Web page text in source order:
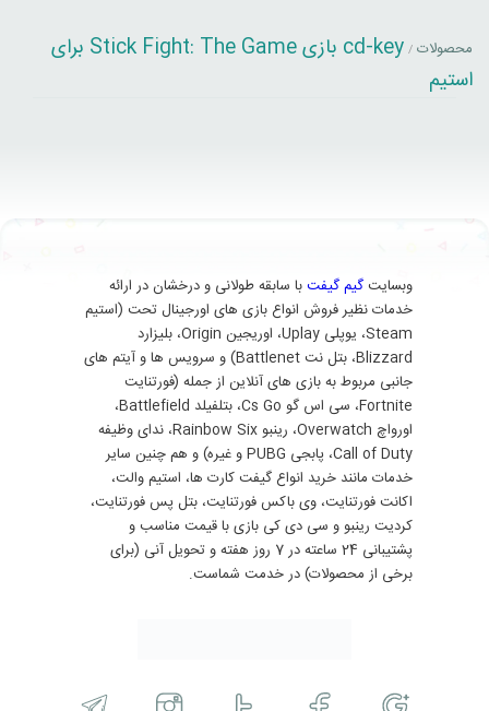
محصولات /
cd-key بازی Stick Fight: The Game برای
استیم
وبسایت گیم گیفتبا سابقه طولانی و درخشان در ارائه
خدمات نظیر فروش انواع بازی های اورجینال تحت (استیم
Steam، یوپلی Uplay، اوریجین Origin، بلیزارد
Blizzard، بتل نت Battlenet) و سرویس ها و آیتم های
جانبی مربوط به بازی های آنلاین از جمله (فورتنایت
Fortnite، سی اس گو Cs Go، بتلفیلد Battlefield،
اورواچ Overwatch، رینبو Rainbow Six، ندای وظیفه
Call of Duty، پابجی PUBG و غیره) و هم چنین سایر
خدمات مانند خرید انواع گیفت کارت ها، استیم والت،
اکانت فورتنایت، وی باکس فورتنایت، بتل پس فورتنایت،
کردیت رینبو و سی دی کی بازی با قیمت مناسب و
پشتیبانی 24 ساعته در 7 روز هفته و تحویل آنی (برای
برخی از محصولات) در خدمت شماست.